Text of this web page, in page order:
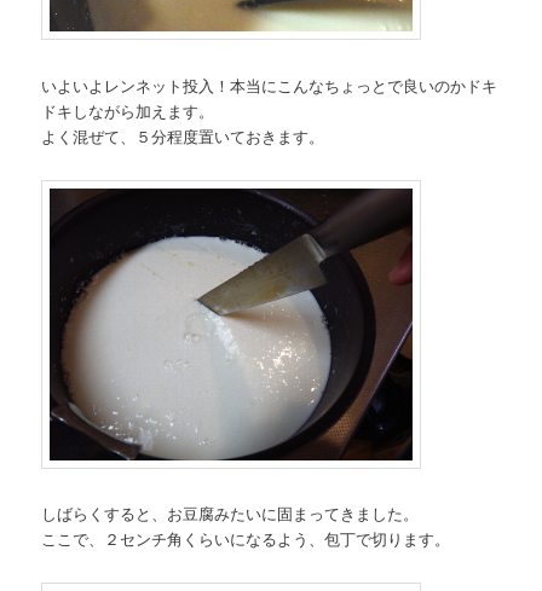
いよいよレンネット投入！本当にこんなちょっとで良いのかドキ
ドキしながら加えます。
よく混ぜて、５分程度置いておきます。
しばらくすると、お豆腐みたいに固まってきました。
ここで、２センチ角くらいになるよう、包丁で切ります。